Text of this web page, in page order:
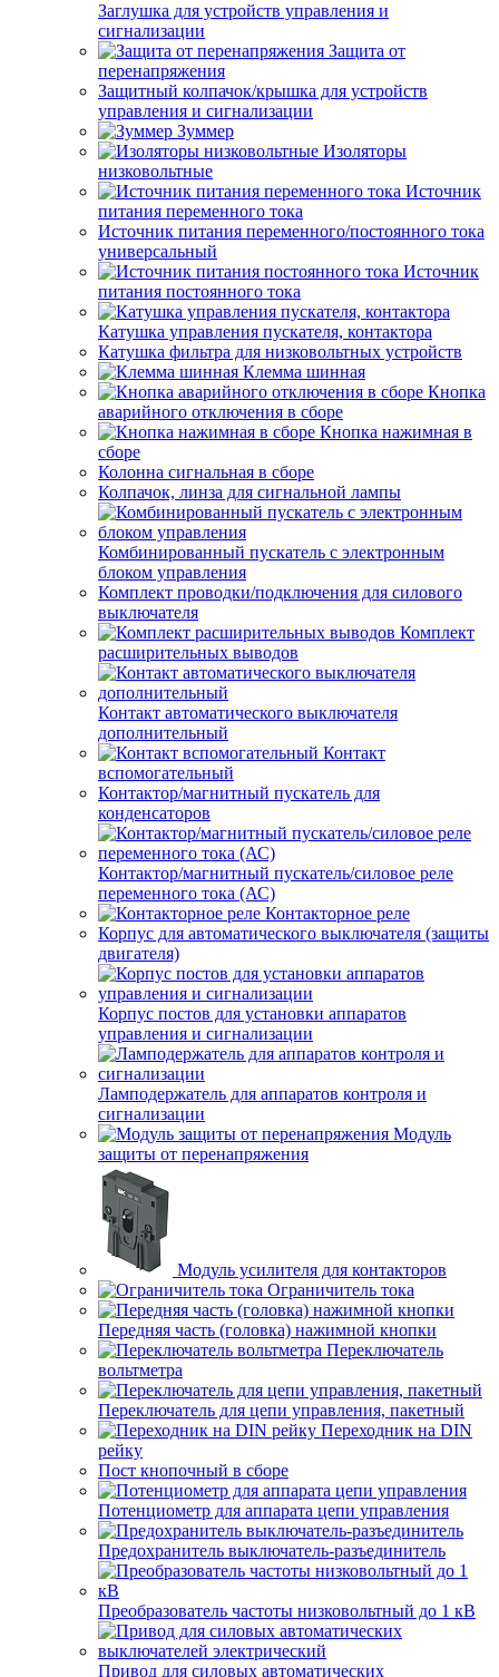
Заглушка для устройств управления и
сигнализации
Защита от
перенапряжения
Защитный колпачок/крышка для устройств
управления и сигнализации
Зуммер
Изоляторы
низковольтные
Источник
питания переменного тока
Источник питания переменного/постоянного тока
универсальный
Источник
питания постоянного тока
Катушка управления пускателя, контактора
Катушка фильтра для низковольтных устройств
Клемма шинная
Кнопка
аварийного отключения в сборе
Кнопка нажимная в
сборе
Колонна сигнальная в сборе
Колпачок, линза для сигнальной лампы
Комбинированный пускатель с электронным
блоком управления
Комплект проводки/подключения для силового
выключателя
Комплект
расширительных выводов
Контакт автоматического выключателя
дополнительный
Контакт
вспомогательный
Контактор/магнитный пускатель для
конденсаторов
Контактор/магнитный пускатель/силовое реле
переменного тока (АС)
Контакторное реле
Корпус для автоматического выключателя (защиты
двигателя)
Корпус постов для установки аппаратов
управления и сигнализации
Ламподержатель для аппаратов контроля и
сигнализации
Модуль
защиты от перенапряжения
Модуль усилителя для контакторов
Ограничитель тока
Передняя часть (головка) нажимной кнопки
Переключатель
вольтметра
Переключатель для цепи управления, пакетный
Переходник на DIN
рейку
Пост кнопочный в сборе
Потенциометр для аппарата цепи управления
Предохранитель выключатель-разъединитель
Преобразователь частоты низковольтный до 1 кВ
Привод для силовых автоматических